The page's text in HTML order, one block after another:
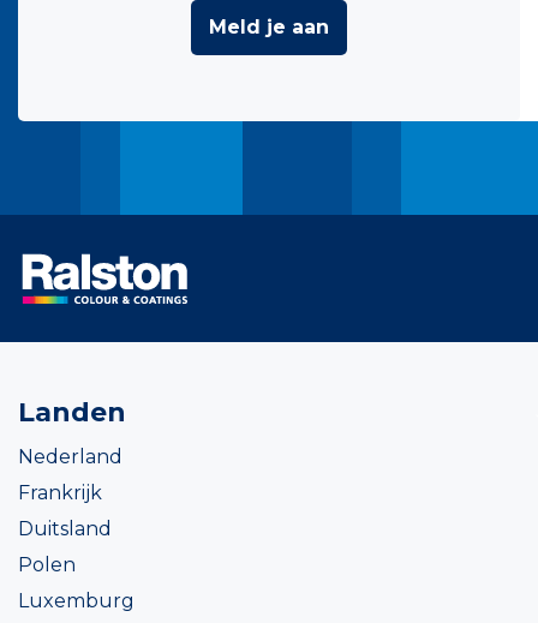
Meld je aan
Landen
Nederland
Frankrijk
Duitsland
Polen
Luxemburg